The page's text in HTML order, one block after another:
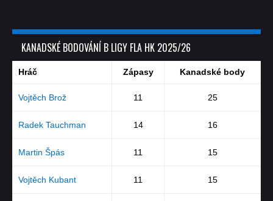
KANADSKÉ BODOVÁNÍ B LIGY FLA HK 2025/26
Hráč Zápasy Kanadské body
Vojtěch Brož 11 25
Radek Tauchman 14 16
Martin Špás 11 15
Vojtěch Kubant 11 15